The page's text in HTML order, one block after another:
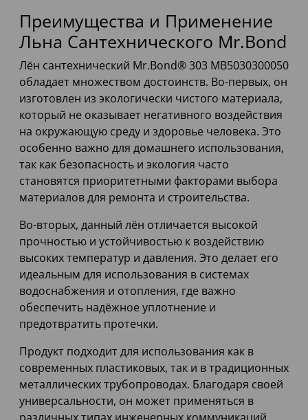
Преимущества и Применение
Льна Сантехнического Mr.Bond
Лён сантехнический Mr.Bond® 303 MB5030300050
обладает множеством достоинств. Во-первых, он
изготовлен из экологически чистого материала,
который не оказывает негативного воздействия
на окружающую среду и здоровье человека. Это
особенно важно для домашнего использования,
так как безопасность и экология часто
становятся приоритетными факторами выбора
материалов для ремонта и строительства.
Во-вторых, данный лён отличается высокой
прочностью и устойчивостью к воздействию
высоких температур и давления. Это делает его
идеальным для использования в системах
водоснабжения и отопления, где важно
обеспечить надёжное уплотнение и
предотвратить протечки.
Продукт подходит для использования как в
современных пластиковых, так и в традиционных
металлических трубопроводах. Благодаря своей
универсальности, он может применяться в